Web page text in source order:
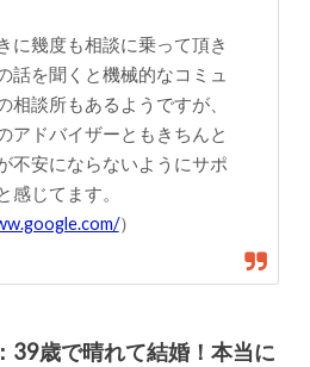
に幾度も相談に乗って頂き
話を聞くと機械的なコミュ
相談所もあるようですが、
アドバイザーともきちんと
不安にならないようにサポ
感じてます。
）
39歳で晴れて結婚！本当に